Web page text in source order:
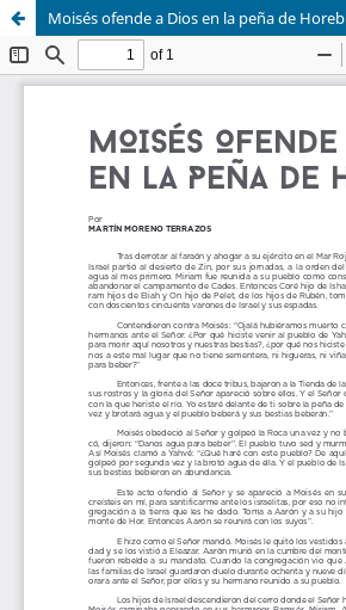
Moisés ofende a Dios en la peña de Horeb